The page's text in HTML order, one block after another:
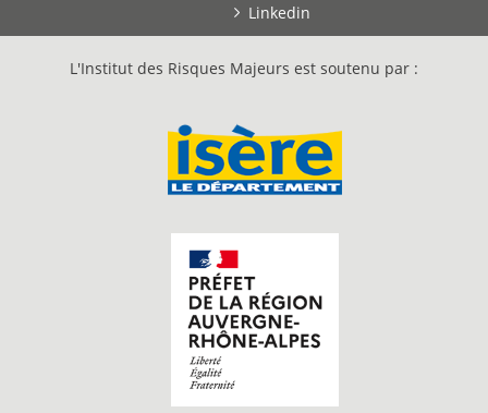
Linkedin
L'Institut des Risques Majeurs est soutenu par :